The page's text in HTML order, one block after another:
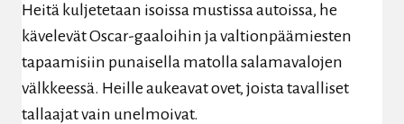
Heitä kuljetetaan isoissa mustissa autoissa, he
kävelevät Oscar-gaaloihin ja valtionpäämiesten
tapaamisiin punaisella matolla salamavalojen
välkkeessä. Heille aukeavat ovet, joista tavalliset
tallaajat vain unelmoivat.